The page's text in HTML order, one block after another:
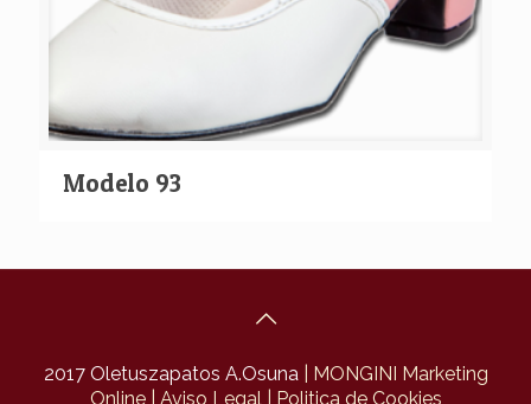
Modelo 93
2017 Oletuszapatos A.Osuna | MONGINI Marketing
Online| Aviso Legal | Politica de Cookies